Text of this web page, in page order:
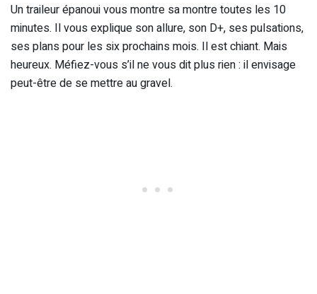
Un traileur épanoui vous montre sa montre toutes les 10
minutes. Il vous explique son allure, son D+, ses pulsations,
ses plans pour les six prochains mois. Il est chiant. Mais
heureux. Méfiez-vous s’il ne vous dit plus rien : il envisage
peut-être de se mettre au gravel.